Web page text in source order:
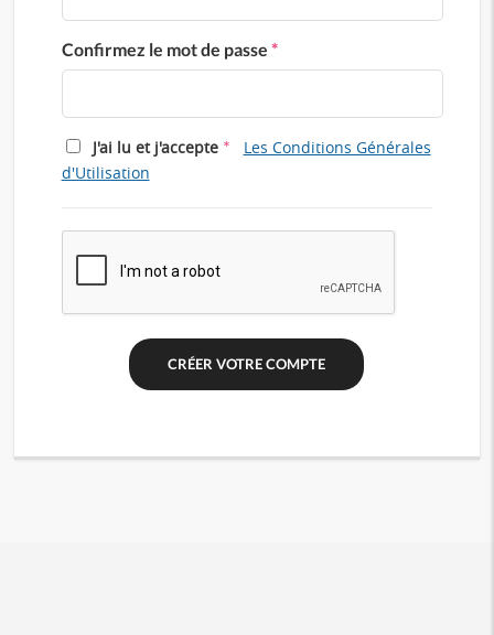
Confirmez le mot de passe *
J'ai lu et j'accepte *
Les Conditions Générales
d'Utilisation